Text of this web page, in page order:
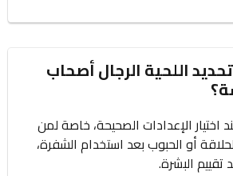
اللحية الرجال أصحاب
اختيار الإعدادات الصحيحة، خاصة لمن
أو الحبوب بعد استخدام الشفرة،
تقييم البشرة.